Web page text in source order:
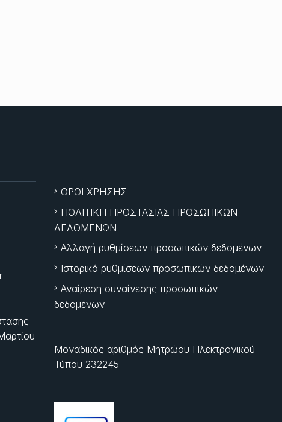
ΟΡΟΙ ΧΡΗΣΗΣ
ΠΟΛΙΤΙΚΗ ΠΡΟΣΤΑΣΙΑΣ ΠΡΟΣΩΠΙΚΩΝ
ΔΕΔΟΜΕΝΩΝ
Αλλαγή ρυθμίσεων προσωπικών δεδομένων
Ιστορικό ρυθμίσεων προσωπικών δεδομένων
Αναίρεση συναίνεσης προσωπικών
δεδομένων
Μοναδικός αριθμός Μητρώου Ηλεκτρονικού
Τύπου 232245